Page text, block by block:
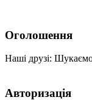
Оголошення
Наші друзі:
Авторизація